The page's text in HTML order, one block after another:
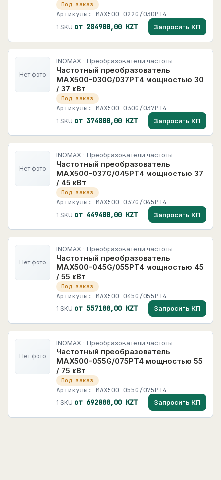
Под заказ
Артикулы: MAX500-022G/030PT4
1 SKU от 284900,00 KZT Запросить КП
Нет фото
INOMAX · Преобразователи частоты
Частотный преобразователь
MAX500-030G/037PT4 мощностью 30
/ 37 кВт
Под заказ
Артикулы: MAX500-030G/037PT4
1 SKU от 374800,00 KZT Запросить КП
Нет фото
INOMAX · Преобразователи частоты
Частотный преобразователь
MAX500-037G/045PT4 мощностью 37
/ 45 кВт
Под заказ
Артикулы: MAX500-037G/045PT4
1 SKU от 449400,00 KZT Запросить КП
Нет фото
INOMAX · Преобразователи частоты
Частотный преобразователь
MAX500-045G/055PT4 мощностью 45
/ 55 кВт
Под заказ
Артикулы: MAX500-045G/055PT4
1 SKU от 557100,00 KZT Запросить КП
Нет фото
INOMAX · Преобразователи частоты
Частотный преобразователь
MAX500-055G/075PT4 мощностью 55
/ 75 кВт
Под заказ
Артикулы: MAX500-055G/075PT4
1 SKU от 692800,00 KZT Запросить КП